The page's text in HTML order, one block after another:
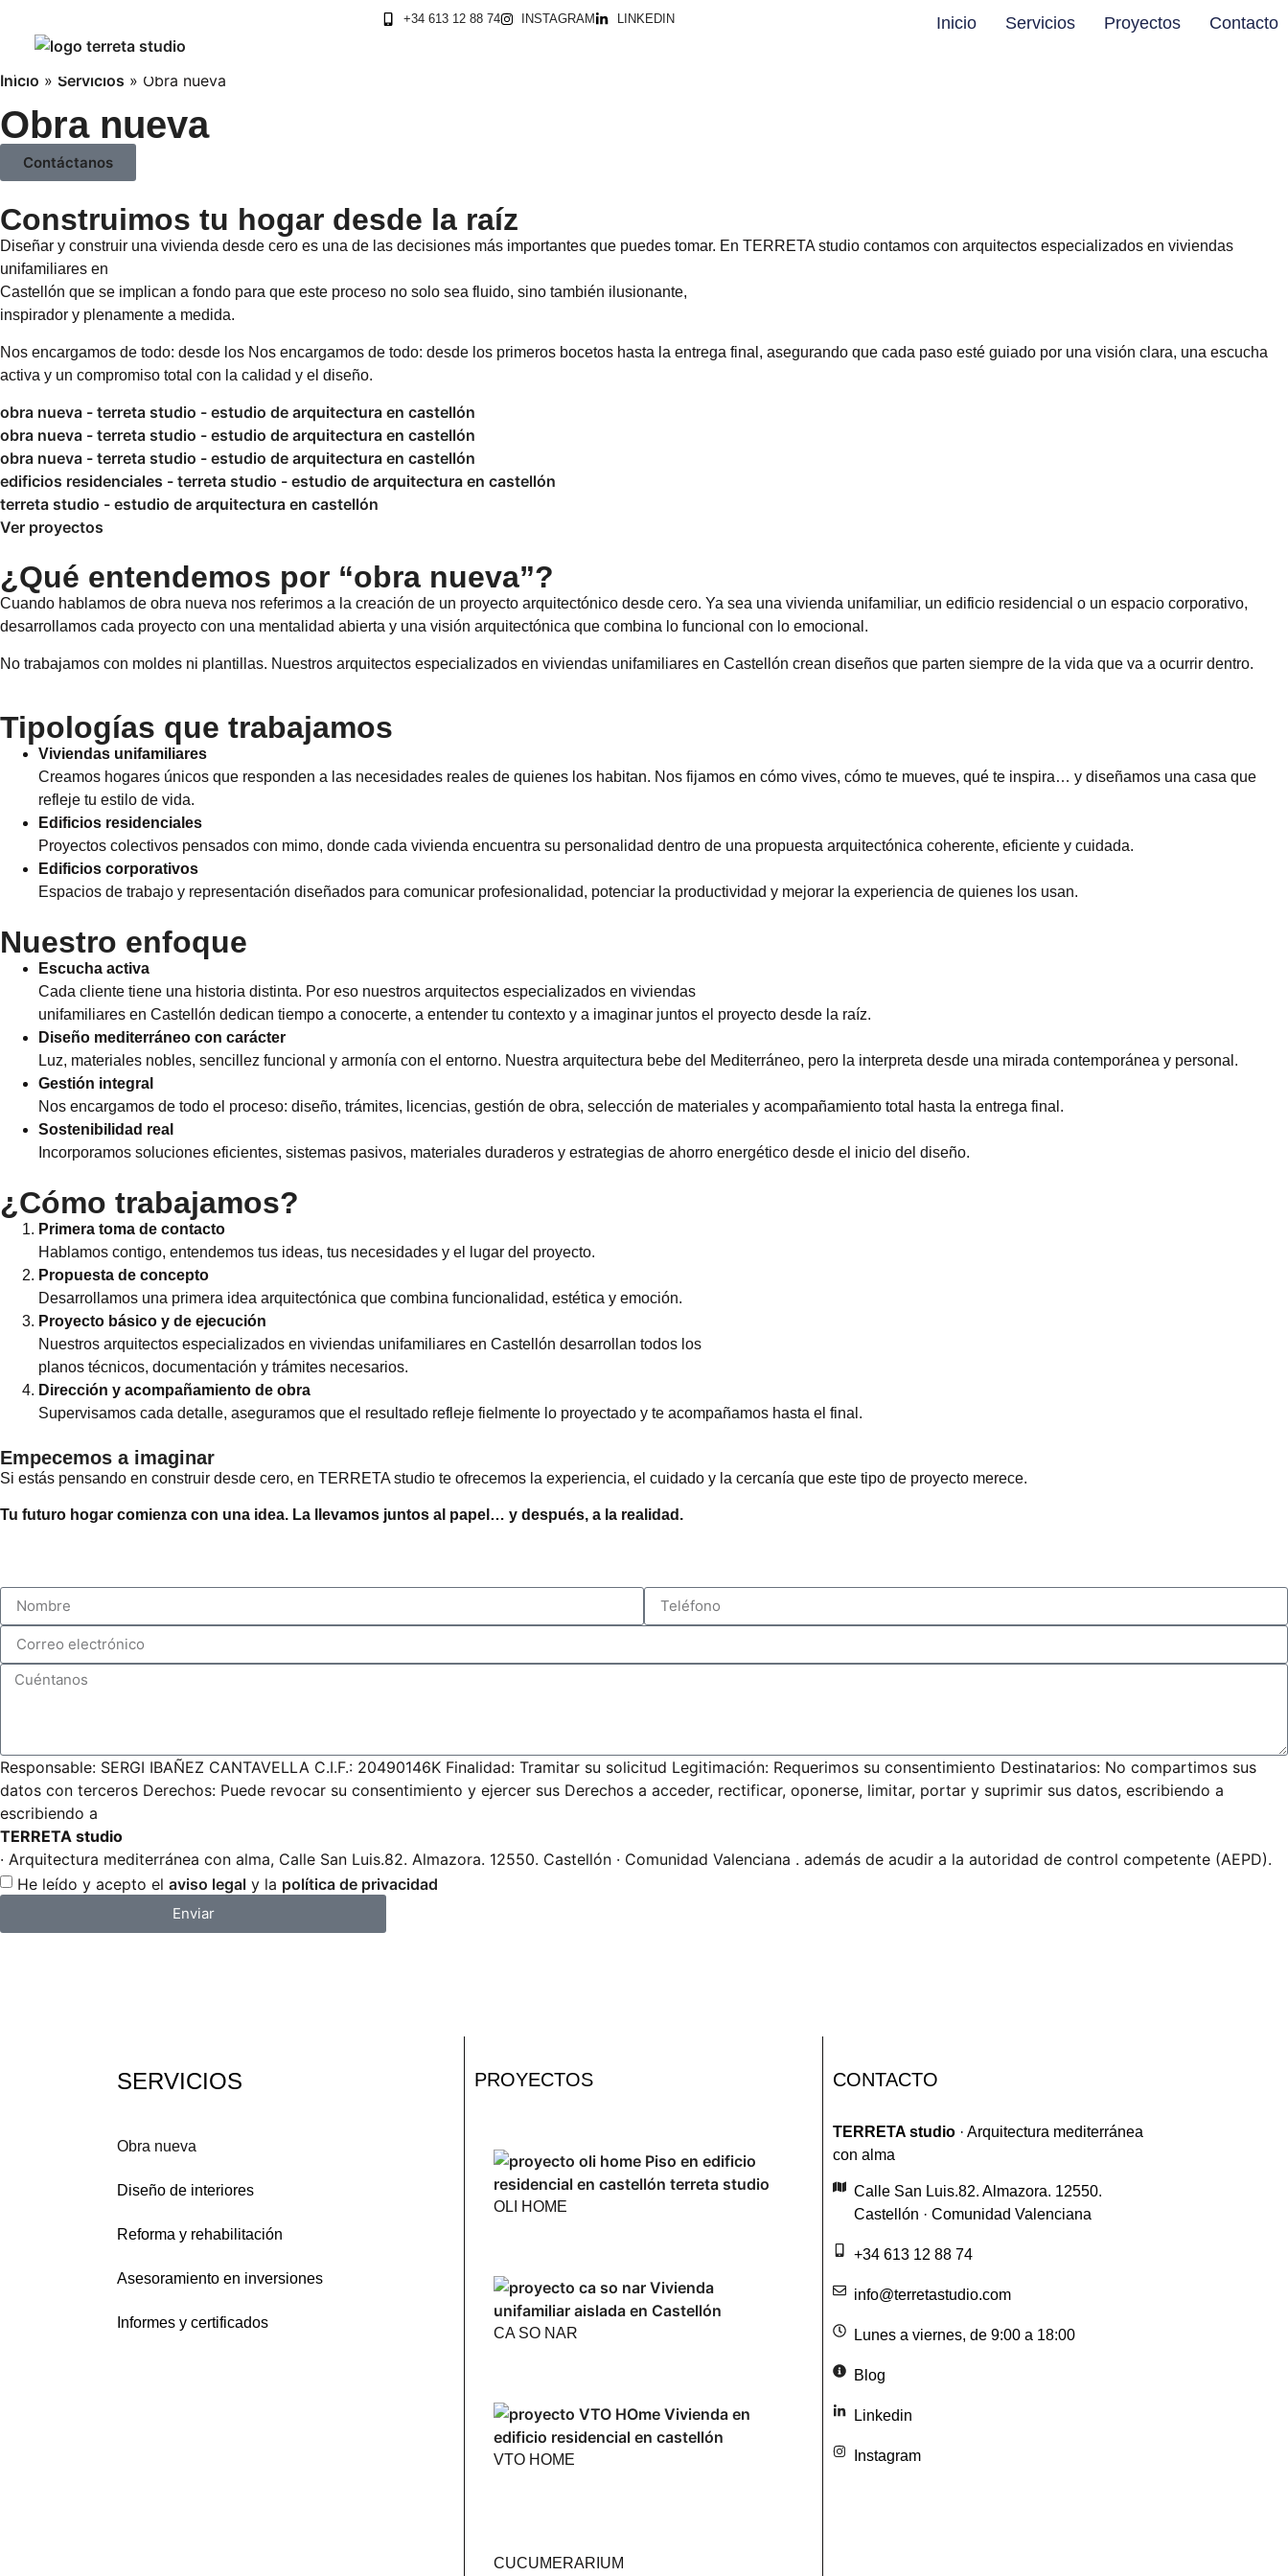
+34 613 12 88 74 INSTAGRAM LINKEDIN Inicio Servicios Proyectos Contacto
Inicio » Servicios » Obra nueva
Obra nueva
Contáctanos
Construimos tu hogar desde la raíz
Diseñar y construir una vivienda desde cero es una de las decisiones más importantes que puedes tomar. En TERRETA studio contamos con arquitectos especializados en viviendas
unifamiliares en
Castellón que se implican a fondo para que este proceso no solo sea fluido, sino también ilusionante,
inspirador y plenamente a medida.
Nos encargamos de todo: desde los Nos encargamos de todo: desde los primeros bocetos hasta la entrega final, asegurando que cada paso esté guiado por una visión clara, una escucha
activa y un compromiso total con la calidad y el diseño.
obra nueva - terreta studio - estudio de arquitectura en castellón
obra nueva - terreta studio - estudio de arquitectura en castellón
obra nueva - terreta studio - estudio de arquitectura en castellón
edificios residenciales - terreta studio - estudio de arquitectura en castellón
terreta studio - estudio de arquitectura en castellón
Ver proyectos
¿Qué entendemos por “obra nueva”?
Cuando hablamos de obra nueva nos referimos a la creación de un proyecto arquitectónico desde cero. Ya sea una vivienda unifamiliar, un edificio residencial o un espacio corporativo,
desarrollamos cada proyecto con una mentalidad abierta y una visión arquitectónica que combina lo funcional con lo emocional.
No trabajamos con moldes ni plantillas. Nuestros arquitectos especializados en viviendas unifamiliares en Castellón crean diseños que parten siempre de la vida que va a ocurrir dentro.
Tipologías que trabajamos
Viviendas unifamiliares
Creamos hogares únicos que responden a las necesidades reales de quienes los habitan. Nos fijamos en cómo vives, cómo te mueves, qué te inspira… y diseñamos una casa que
refleje tu estilo de vida.
Edificios residenciales
Proyectos colectivos pensados con mimo, donde cada vivienda encuentra su personalidad dentro de una propuesta arquitectónica coherente, eficiente y cuidada.
Edificios corporativos
Espacios de trabajo y representación diseñados para comunicar profesionalidad, potenciar la productividad y mejorar la experiencia de quienes los usan.
Nuestro enfoque
Escucha activa
Cada cliente tiene una historia distinta. Por eso nuestros arquitectos especializados en viviendas
unifamiliares en Castellón dedican tiempo a conocerte, a entender tu contexto y a imaginar juntos el proyecto desde la raíz.
Diseño mediterráneo con carácter
Luz, materiales nobles, sencillez funcional y armonía con el entorno. Nuestra arquitectura bebe del Mediterráneo, pero la interpreta desde una mirada contemporánea y personal.
Gestión integral
Nos encargamos de todo el proceso: diseño, trámites, licencias, gestión de obra, selección de materiales y acompañamiento total hasta la entrega final.
Sostenibilidad real
Incorporamos soluciones eficientes, sistemas pasivos, materiales duraderos y estrategias de ahorro energético desde el inicio del diseño.
¿Cómo trabajamos?
Primera toma de contacto
Hablamos contigo, entendemos tus ideas, tus necesidades y el lugar del proyecto.
Propuesta de concepto
Desarrollamos una primera idea arquitectónica que combina funcionalidad, estética y emoción.
Proyecto básico y de ejecución
Nuestros arquitectos especializados en viviendas unifamiliares en Castellón desarrollan todos los
planos técnicos, documentación y trámites necesarios.
Dirección y acompañamiento de obra
Supervisamos cada detalle, aseguramos que el resultado refleje fielmente lo proyectado y te acompañamos hasta el final.
Empecemos a imaginar
Si estás pensando en construir desde cero, en TERRETA studio te ofrecemos la experiencia, el cuidado y la cercanía que este tipo de proyecto merece.
Tu futuro hogar comienza con una idea. La llevamos juntos al papel… y después, a la realidad.
Responsable: SERGI IBAÑEZ CANTAVELLA C.I.F.: 20490146K Finalidad: Tramitar su solicitud Legitimación: Requerimos su consentimiento Destinatarios: No compartimos sus
datos con terceros Derechos: Puede revocar su consentimiento y ejercer sus Derechos a acceder, rectificar, oponerse, limitar, portar y suprimir sus datos, escribiendo a
escribiendo a
TERRETA studio
· Arquitectura mediterránea con alma, Calle San Luis.82. Almazora. 12550. Castellón · Comunidad Valenciana . además de acudir a la autoridad de control competente (AEPD).
He leído y acepto el aviso legal y la política de privacidad
Enviar
SERVICIOS
Obra nueva
Diseño de interiores
Reforma y rehabilitación
Asesoramiento en inversiones
Informes y certificados
PROYECTOS
OLI HOME
CA SO NAR
VTO HOME
CUCUMERARIUM
CONTACTO
TERRETA studio· Arquitectura mediterránea
con alma
Calle San Luis.82. Almazora. 12550.
Castellón · Comunidad Valenciana
+34 613 12 88 74
info@terretastudio.com
Lunes a viernes, de 9:00 a 18:00
Blog
Linkedin
Instagram